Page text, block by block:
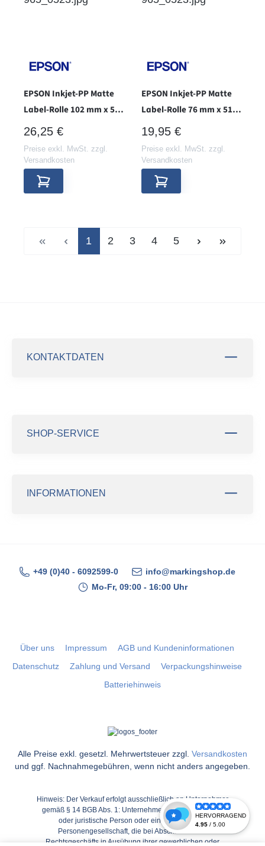
EPSON Inkjet-PP Matte
Label-Rolle 102 mm x 51
mm - Hülse 38 -
REGULÄRER PREIS:
26,25 €
Preise exkl. MwSt. zzgl.
Versandkosten
EPSON Inkjet-PP Matte
Label-Rolle 76 mm x 51
mm - Hülse 38 -
REGULÄRER PREIS:
19,95 €
Preise exkl. MwSt. zzgl.
Versandkosten
Seite
1 Seite
2 Seite
3 Seite
4 Seite
5
KONTAKTDATEN
SHOP-SERVICE
INFORMATIONEN
+49 (0)40 - 6092599-0
info@markingshop.de
Mo-Fr, 09:00 - 16:00 Uhr
Über uns Impressum
AGB und Kundeninformationen
Datenschutz
Zahlung und Versand
Verpackungshinweise
Batteriehinweis
Alle Preise exkl. gesetzl. Mehrwertsteuer zzgl. Versandkosten
und ggf. Nachnahmegebühren, wenn nicht anders angegeben.
Hinweis: Der Verkauf erfolgt ausschließlich an Unternehmer
gemäß § 14 BGB Abs. 1: Unternehmer ist eine natürliche
oder juristische Person oder eine rechtsfähige
Personengesellschaft, die bei Abschluss eines
Rechtsgeschäfts in Ausübung ihrer gewerblichen oder